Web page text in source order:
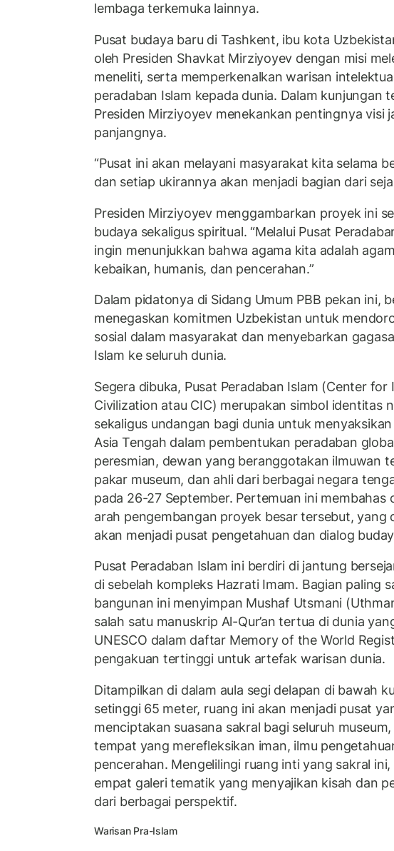
lembaga terkemuka lainnya.
Pusat budaya baru di Tashkent, ibu kota
oleh Presiden Shavkat Mirziyoyev dengan misi
meneliti, serta memperkenalkan warisan
peradaban Islam kepada dunia. Dalam kunjungan
Presiden Mirziyoyev menekankan pentingnya visi
panjangnya.
“Pusat ini akan melayani masyarakat kita selama
dan setiap ukirannya akan menjadi bagian dari
Presiden Mirziyoyev menggambarkan proyek ini
budaya sekaligus spiritual. “Melalui Pusat
ingin menunjukkan bahwa agama kita adalah
kebaikan, humanis, dan pencerahan.”
Dalam pidatonya di Sidang Umum PBB pekan ini,
menegaskan komitmen Uzbekistan untuk
sosial dalam masyarakat dan menyebarkan
Islam ke seluruh dunia.
Segera dibuka, Pusat Peradaban Islam (Center for
Civilization atau CIC) merupakan simbol identitas
sekaligus undangan bagi dunia untuk
Asia Tengah dalam pembentukan peradaban
peresmian, dewan yang beranggotakan ilmuwan
pakar museum, dan ahli dari berbagai negara
pada 26-27 September. Pertemuan ini membahas
arah pengembangan proyek besar tersebut, yang
akan menjadi pusat pengetahuan dan dialog
Pusat Peradaban Islam ini berdiri di jantung
di sebelah kompleks Hazrati Imam. Bagian paling
bangunan ini menyimpan Mushaf Utsmani
salah satu manuskrip Al-Qur’an tertua di dunia
UNESCO dalam daftar Memory of the World
pengakuan tertinggi untuk artefak warisan dunia.
Ditampilkan di dalam aula segi delapan di bawah
setinggi 65 meter, ruang ini akan menjadi pusat
menciptakan suasana sakral bagi seluruh
tempat yang merefleksikan iman, ilmu
pencerahan. Mengelilingi ruang inti yang sakral ini,
empat galeri tematik yang menyajikan kisah dan
dari berbagai perspektif.
Warisan Pra-Islam